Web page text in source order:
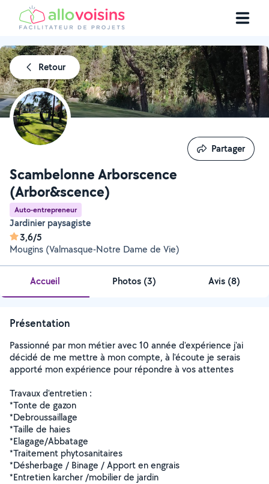
Retour
Scambelonne Arborscence
(Arbor&scence)
Auto-entrepreneur
Jardinier paysagiste
3,6/5
Mougins (Valmasque-Notre Dame de Vie)
Partager
Partager
Accueil Photos (3) Avis (8)
Présentation
Passionné par mon métier avec 10 année d'expérience j'ai
décidé de me mettre à mon compte, à l'écoute je serais
apporté mon expérience pour répondre à vos attentes
Travaux d'entretien :
*Tonte de gazon
*Debroussaillage
*Taille de haies
*Elagage/Abbatage
*Traitement phytosanitaires
*Désherbage / Binage / Apport en engrais
*Entretien karcher /mobilier de jardin